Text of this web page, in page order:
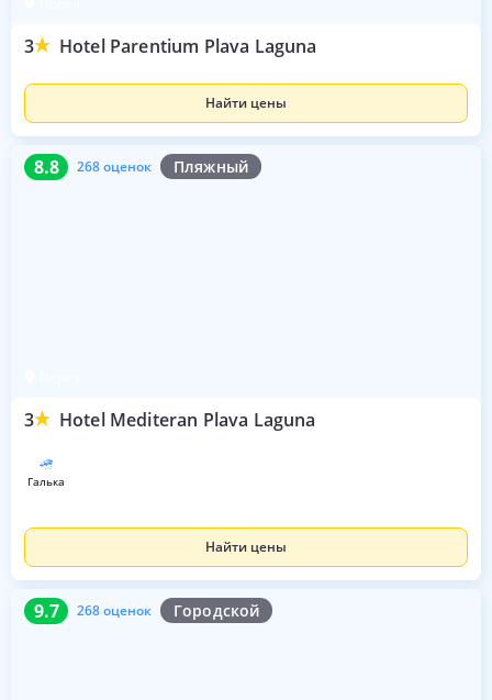
3 Hotel Parentium Plava Laguna
Найти цены
8.8 268 оценок Пляжный
3 Hotel Mediteran Plava Laguna
8.8 268 оценок
галька
Найти цены
9.7 268 оценок Городской
9.7 268 оценок